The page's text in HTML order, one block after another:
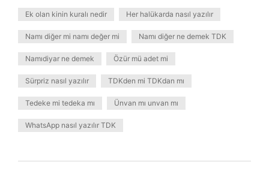
Ek olan kinin kuralı nedir Her halükarda nasıl yazılır
Namı diğer mi namı değer mi Namı diğer ne demek TDK
Namıdiyar ne demek Özür mü adet mi
Sürpriz nasıl yazılır TDKden mi TDKdan mı
Tedeke mi tedeka mı Ünvan mı unvan mı
WhatsApp nasıl yazılır TDK